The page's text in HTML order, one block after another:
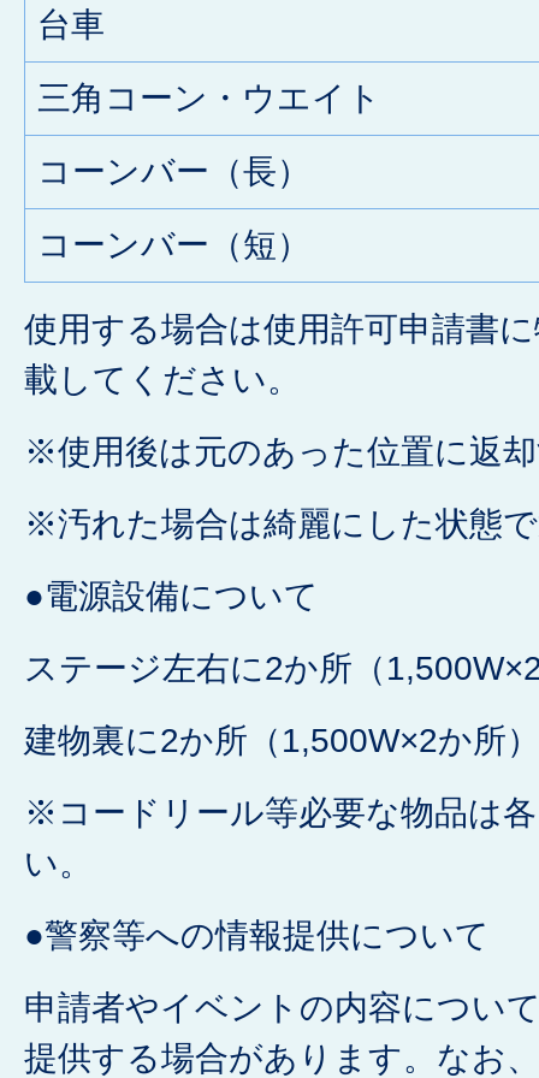
台車
三角コーン・ウエイト
コーンバー（長）
コーンバー（短）
使用する場合は使用許可申請書
載してください。
※使用後は元のあった位置に返
※汚れた場合は綺麗にした状態
●電源設備について
ステージ左右に2か所（
建物裏に2か所（1,500W×2か所）
※コードリール等必要な物品は
い。
●警察等への情報提供について
申請者やイベントの内容につい
提供する場合があります。なお